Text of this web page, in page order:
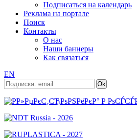
Подписаться на календарь
Реклама на портале
Поиск
Контакты
О нас
Наши баннеры
Как связаться
EN